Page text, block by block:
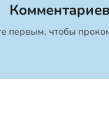
первым, чтобы
Закрыть